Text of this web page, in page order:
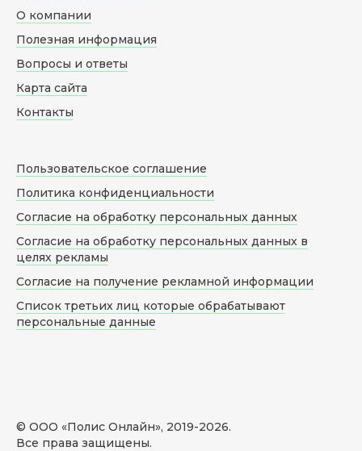
© ООО «Полис Онлайн», 2019-2026.
Все права защищены.
О компании
Полезная информация
Вопросы и ответы
Карта сайта
Контакты
Пользовательское соглашение
Политика конфиденциальности
Согласие на обработку персональных данных
Согласие на обработку персональных данных в
целях рекламы
Согласие на получение рекламной информации
Список третьих лиц которые обрабатывают
персональные данные